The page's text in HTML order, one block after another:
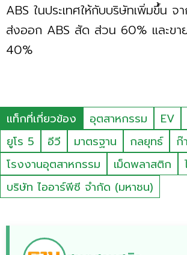
ABS ในประเทศให้กับบริษัทเพิ่มขึ้น
ส่งออก ABS สัด ส่วน 60% และขาย
40%
แท็กที่เกี่ยวข้อง อุตสาหกรรม EV
ยูโร 5
อีวี มาตรฐาน กลยุทธ์
ก๊
โรงงานอุตสาหกรรม
เม็ดพลาสติก
บริษัท ไออาร์พีซี จำกัด (มหาชน)